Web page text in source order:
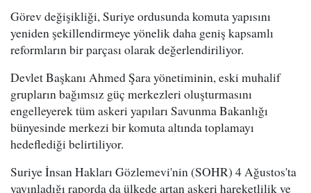
Görev değişikliği, Suriye ordusunda komuta yapısını
yeniden şekillendirmeye yönelik daha geniş kapsamlı
reformların bir parçası olarak değerlendiriliyor.
Devlet Başkanı Ahmed Şara yönetiminin, eski muhalif
grupların bağımsız güç merkezleri oluşturmasını
engelleyerek tüm askeri yapıları Savunma Bakanlığı
bünyesinde merkezi bir komuta altında toplamayı
hedeflediği belirtiliyor.
Suriye İnsan Hakları Gözlemevi'nin (SOHR) 4 Ağustos'ta
yayınladığı raporda da ülkede artan askeri hareketlilik ve